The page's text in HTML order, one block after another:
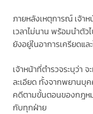
ภายหลังเหตุการณ์ เจ้า
เวลาไม่นาน พร้อมนำตัว
ยังอยู่ในอาการเครียดแล
เจ้าหน้าที่ตำรวจระบุว่า
ละเอียด ทั้งจากพยานบุ
คดีตามขั้นตอนของกฎห
กับทุกฝ่าย